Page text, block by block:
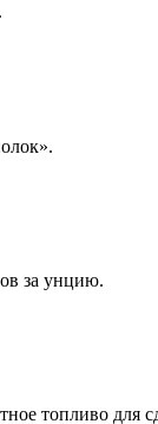
за унцию.
топливо для